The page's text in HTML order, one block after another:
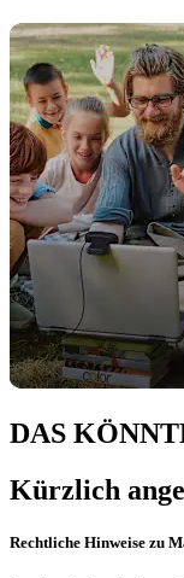
DAS
Kürzlich
Rechtliche Hinweise zu